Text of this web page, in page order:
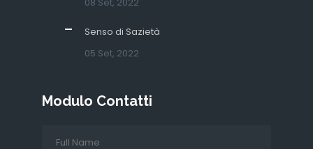
08 Set, 2022
Senso di Sazietà
05 Set, 2022
Modulo Contatti